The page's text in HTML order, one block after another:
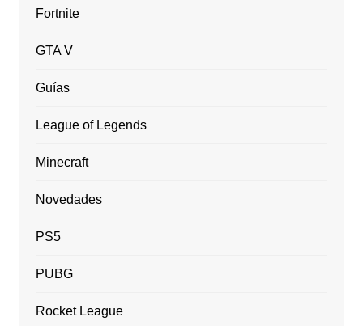
Fortnite
GTA V
Guías
League of Legends
Minecraft
Novedades
PS5
PUBG
Rocket League